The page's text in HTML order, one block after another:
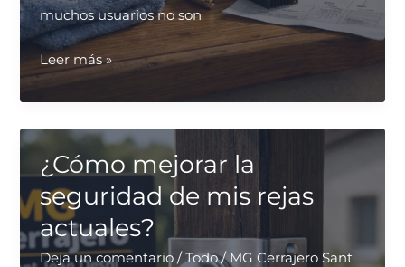
muchos usuarios no son
¿Cuál
el
mantenimiento
adecuado
para
persianas
automáticas?
Leer más »
¿Cómo mejorar la
seguridad de mis rejas
actuales?
Deja un comentario /Todo/MG Cerrajero Sant